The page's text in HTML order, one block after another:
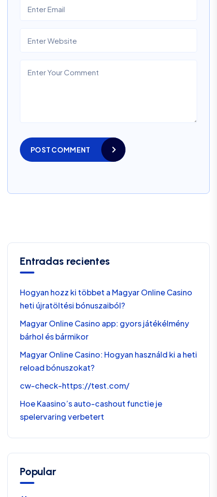
POST COMMENT
Entradas recientes
Hogyan hozz ki többet a Magyar Online Casino
heti újratöltési bónuszaiból?
Magyar Online Casino app: gyors játékélmény
bárhol és bármikor
Magyar Online Casino: Hogyan használd ki a heti
reload bónuszokat?
cw-check-https://test.com/
Hoe Kaasino’s auto-cashout functie je
spelervaring verbetert
Popular